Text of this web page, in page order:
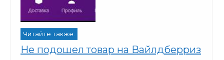
Читайте также:
Не подошел товар на Вайлдберриз